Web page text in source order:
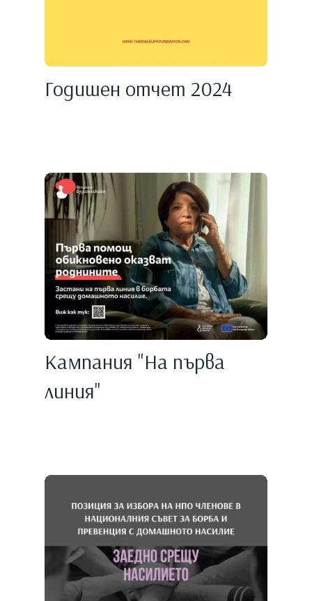
Годишен отчет 2024
Кампания "На първа
линия"